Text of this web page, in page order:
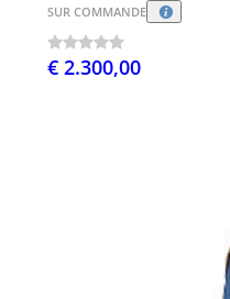
SUR COMMANDE
€ 2.300,00